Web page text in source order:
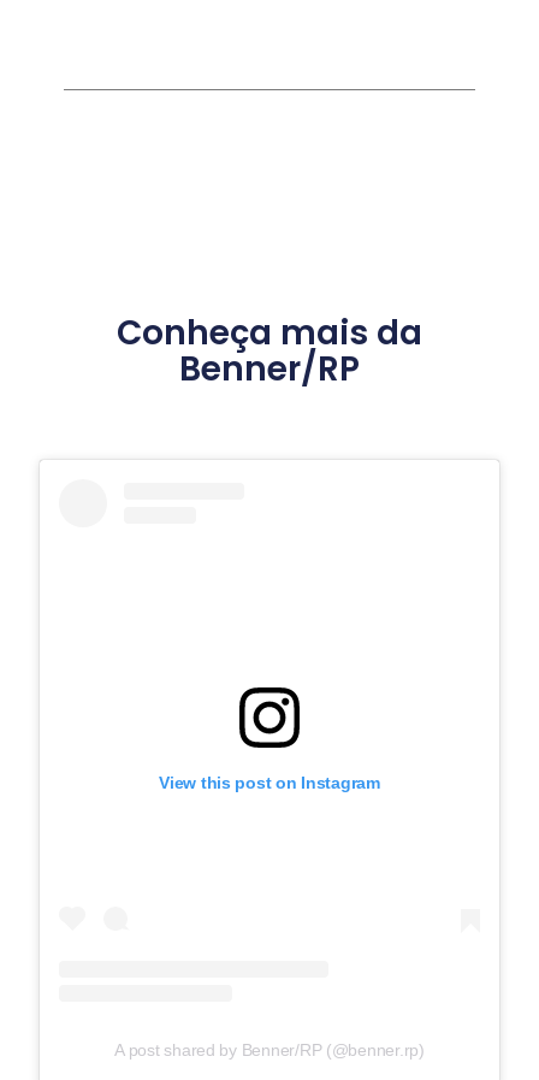
Conheça mais da
Benner/RP
View this post on Instagram
A post shared by Benner/RP (@benner.rp)